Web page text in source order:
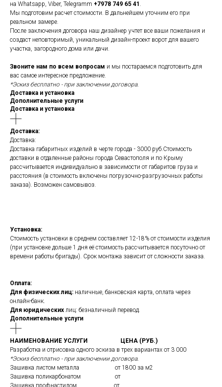
на Whatsapp, Viber, Telegramm +7978 749 65 41 .
Мы подготовим расчет стоимости. В дальнейшем уточним его при
реальном замере.
После заключения договора наш дизайнер учтет все ваши пожелания и
создаст неповторимый, уникальный дизайн-проект ворот для вашего
участка, загородного дома или дачи.
Звоните нам по всем вопросам и мы постараемся подготовить для
вас самое интересное предложение.
*Эскиз бесплатно - при заключении договора.
Доставка и установка
Дополнительные услуги
Доставка и установка
Доставка:
Доставка:
Доставка габаритных изделий в черте города - 3000 руб.Стоимость
доставки в отдаленные районы города Севастополя и по Крыму
рассчитывается индивидуально в зависимости от габаритов груза и
расстояния (в стоимость включены погрузочно-разгрузочных работы
заказа). Возможен самовывоз.
Установка:
Стоимость установки в среднем составляет 12-18% от стоимости изделия
(при установке дольше 1 дня её стоимость рассчитывается посуточно от
времени работы бригады). Срок монтажа зависит от сложности заказа.
Оплата:
Для физических лиц: наличные, банковская карта, оплата через
онлайн-банк.
Для юридических лиц: безналичный перевод.
Дополнительные услуги
НАИМЕНОВАНИЕ УСЛУГИ
ЦЕНА (РУБ.)
Разработка и отрисовка одного эскиза в трех вариантах от 3 000
*Эскиз бесплатно - при заключении договора.
Зашивка листом металла от 1800 за м2
Зашивка поликарбонатом от